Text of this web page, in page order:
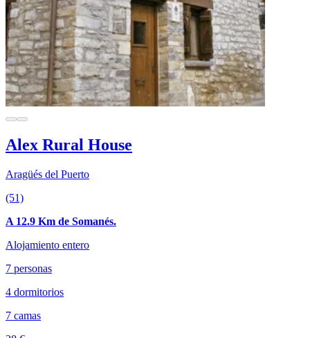
Alex Rural House
Aragüés del Puerto
(51)
A 12.9 Km de Somanés.
Alojamiento entero
7 personas
4 dormitorios
7 camas